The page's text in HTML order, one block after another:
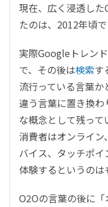
現在、広く浸透し
たのは、2012年頃で
実際Googleトレン
で、その後は検索す
流行っている言葉か
違う言葉に置き換
な概念として残って
消費者はオンライ
バイス、タッチポ
体験するというのは
O2Oの言葉の後に